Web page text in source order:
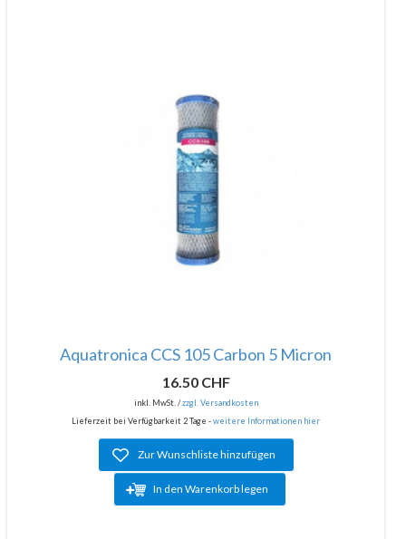
Aquatronica CCS 105 Carbon 5 Micron
16.50 CHF
inkl. MwSt. /zzgl. Versandkosten
Lieferzeit bei Verfügbarkeit 2 Tage -weitere Informationen hier
Zur Wunschliste hinzufügen
In den Warenkorb legen